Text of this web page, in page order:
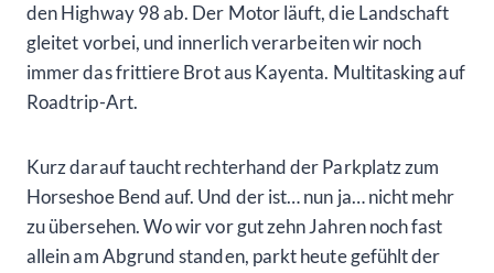
den Highway 98 ab. Der Motor läuft, die Landschaft
gleitet vorbei, und innerlich verarbeiten wir noch
immer das frittiere Brot aus Kayenta. Multitasking auf
Roadtrip-Art.
Kurz darauf taucht rechterhand der Parkplatz zum
Horseshoe Bend auf. Und der ist… nun ja… nicht mehr
zu übersehen. Wo wir vor gut zehn Jahren noch fast
allein am Abgrund standen, parkt heute gefühlt der